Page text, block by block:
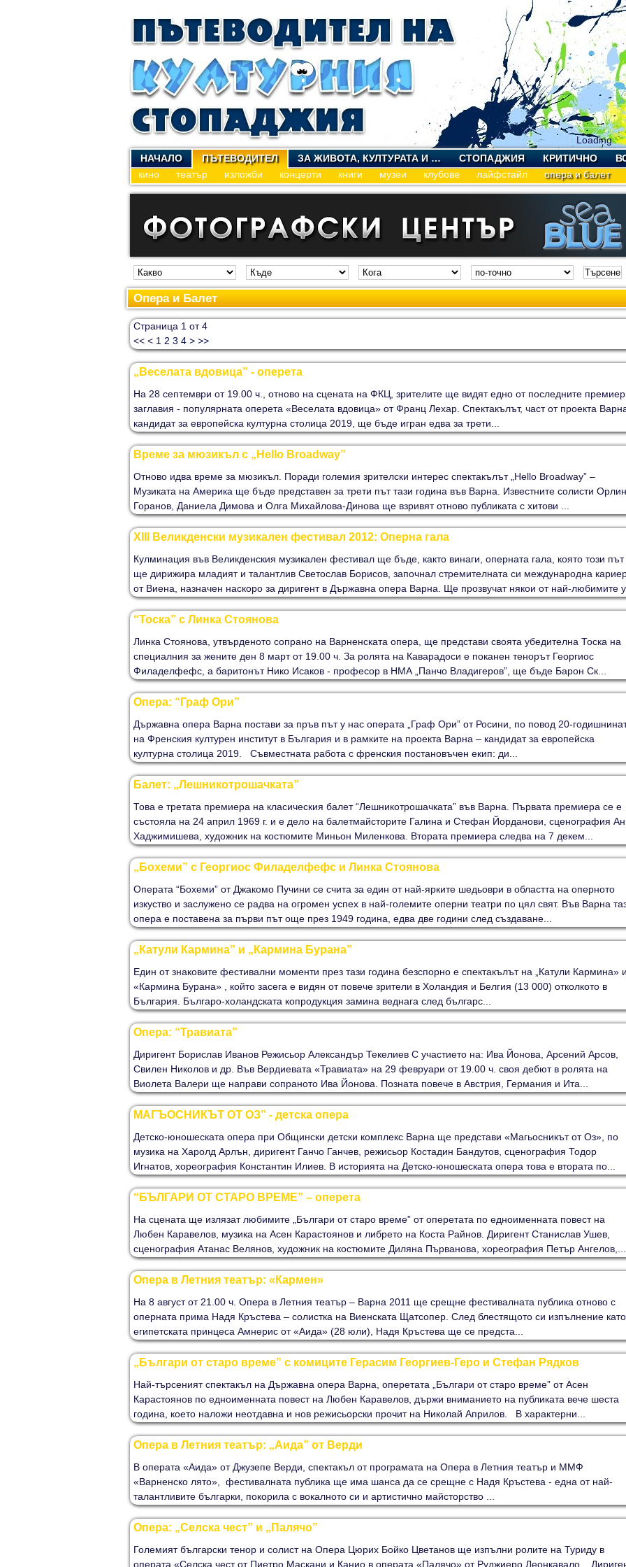
Loading
НАЧАЛО
ПЪТЕВОДИТЕЛ ЗА ЖИВОТА, КУЛТУРАТА И … СТОПАДЖИЯ КРИТИЧНО
кино
театър изложби концерти книги музеи клубове лайфстайл опера и балет
Опера и Балет
Страница 1 от 4
<< < 1 2 3 4 > >>
„Веселата вдовица” - оперета
На 28 септември от 19.00 ч., отново на сцената на ФКЦ, зрителите ще видят едно от последните
заглавия - популярната оперета «Веселата вдовица» от Франц Лехар. Спектакълът, част от проекта
кандидат за европейска културна столица 2019, ще бъде игран едва за трети...
Време за мюзикъл с „Hello Broadway”
Отново идва време за мюзикъл. Поради големия зрителски интерес спектакълът „Hello Broadway” –
Музиката на Америка ще бъде представен за трети път тази година във Варна. Известните солисти Орлин
Горанов, Даниела Димова и Олга Михайлова-Динова ще взривят отново публиката с хитови ...
XIII Великденски музикален фестивал 2012: Оперна гала
Кулминация във Великденския музикален фестивал ще бъде, както винаги, оперната гала, която този път
ще дирижира младият и талантлив Светослав Борисов, започнал стремителната си международна
от Виена, назначен наскоро за диригент в Държавна опера Варна. Ще прозвучат някои от най-любимите
“Тоска” с Линка Стоянова
Линка Стоянова, утвърденото сопрано на Варненската опера, ще представи своята убедителна Тоска на
специалния за жените ден 8 март от 19.00 ч. За ролята на Каварадоси е поканен тенорът Георгиос
Филаделфефс, а баритонът Нико Исаков - професор в НМА „Панчо Владигеров”, ще бъде Барон Ск...
Опера: “Граф Ори”
Държавна опера Варна постави за пръв път у нас операта „Граф Ори” от Росини, по повод 20-
на Френския културен институт в България и в рамките на проекта Варна – кандидат за европейска
културна столица 2019. Съвместната работа с френския постановъчен екип: ди...
Балет: „Лешникотрошачката”
Това е третата премиера на класическия балет “Лешникотрошачката” във Варна. Първата премиера се е
състояла на 24 април 1969 г. и е дело на балетмайсторите Галина и Стефан Йорданови, сценография
Хаджимишева, художник на костюмите Миньон Миленкова. Втората премиера следва на 7 декем...
„Бохеми” с Георгиос Филаделфефс и Линка Стоянова
Операта “Бохеми” от Джакомо Пучини се счита за един от най-ярките шедьоври в областта на оперното
изкуство и заслужено се радва на огромен успех в най-големите оперни театри по цял свят. Във Варна
опера е поставена за първи път още през 1949 година, едва две години след създаване...
„Катули Кармина” и „Кармина Бурана”
Един от знаковите фестивални моменти през тази година безспорно е спектакълът на „Катули Кармина»
«Кармина Бурана» , който засега е видян от повече зрители в Холандия и Белгия (13 000) отколкото в
България. Българо-холандската копродукция замина веднага след българс...
Опера: “Травиата”
Диригент Борислав Иванов Режисьор Александър Текелиев С участието на: Ива Йонова, Арсений Арсов,
Свилен Николов и др. Във Вердиевата «Травиата» на 29 февруари от 19.00 ч. своя дебют в ролята на
Виолета Валери ще направи сопраното Ива Йонова. Позната повече в Австрия, Германия и Ита...
МАГЪОСНИКЪТ ОТ ОЗ” - детска опера
Детско-юношеската опера при Общински детски комплекс Варна ще представи «Магьосникът от Оз», по
музика на Харолд Арлън, диригент Ганчо Ганчев, режисьор Костадин Бандутов, сценография Тодор
Игнатов, хореография Константин Илиев. В историята на Детско-юношеската опера това е втората по...
“БЪЛГАРИ ОТ СТАРО ВРЕМЕ” – оперета
На сцената ще излязат любимите „Българи от старо време” от оперетата по едноименната повест на
Любен Каравелов, музика на Асен Карастоянов и либрето на Коста Райнов. Диригент Станислав Ушев,
сценография Атанас Велянов, художник на костюмите Диляна Първанова, хореография Петър Ангелов,...
Опера в Летния театър: «Кармен»
На 8 август от 21.00 ч. Опера в Летния театър – Варна 2011 ще срещне фестивалната публика отново с
оперната прима Надя Кръстева – солистка на Виенската Щатсопер. След блестящото си изпълнение като
египетската принцеса Амнерис от «Аида» (28 юли), Надя Кръстева ще се предста...
„Българи от старо време” с комиците Герасим Георгиев-Геро и Стефан Рядков
Най-търсеният спектакъл на Държавна опера Варна, оперетата „Българи от старо време” от Асен
Карастоянов по едноименната повест на Любен Каравелов, държи вниманието на публиката вече шеста
година, което наложи неотдавна и нов режисьорски прочит на Николай Априлов. В характерни...
Опера в Летния театър: „Аида” от Верди
В операта «Аида» от Джузепе Верди, спектакъл от програмата на Опера в Летния театър и ММФ
«Варненско лято», фестивалната публика ще има шанса да се срещне с Надя Кръстева - една от най-
талантливите българки, покорила с вокалното си и артистично майсторство ...
Опера: „Селска чест” и „Палячо”
Големият български тенор и солист на Опера Цюрих Бойко Цветанов ще изпълни ролите на Туриду в
операта «Селска чест от Пиетро Маскани и Канио в операта «Палячо» от Руджиеро Леонкавало.